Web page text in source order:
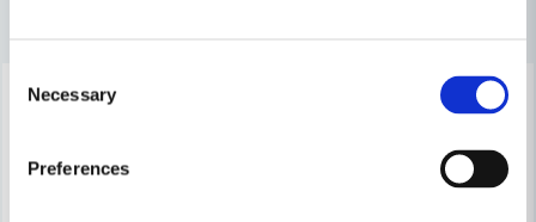
Selection
Necessary
Preferences
-16%